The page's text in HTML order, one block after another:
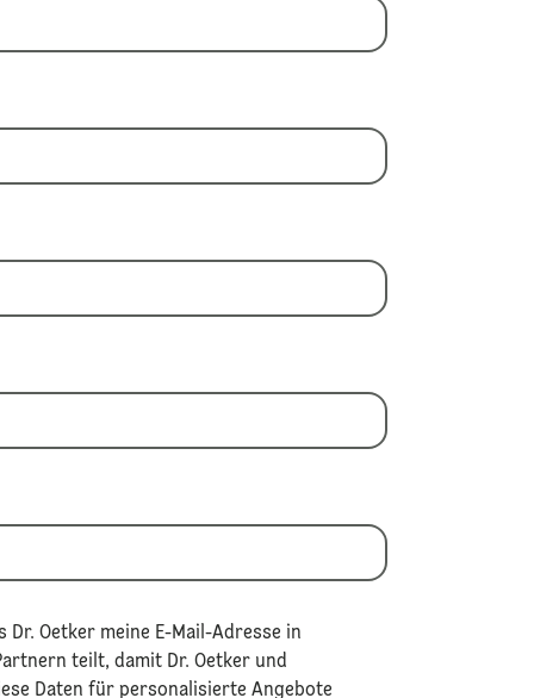
Oetker meine E-Mail-Adresse in
teilt, damit Dr. Oetker und
Daten für personalisierte Angebote